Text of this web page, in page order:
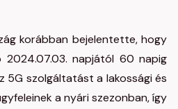
korábban bejelentette, hogy
2024.07.03. napjától 60 napig
5G szolgáltatást a lakossági és
a nyári szezonban, így